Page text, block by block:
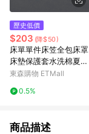
歷史低價
$203 (降$50)
床單單件床笠全包床罩
床墊保護套水洗棉夏季
母嬰水洗棉床笠三件套
東森購物 ETMall
0.5%
商品描述